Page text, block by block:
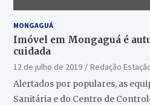
MONGAGUÁ
Imóvel em Mongaguá é
cuidada
12 de julho de 2019
Redação
Alertados por populares, as
Sanitária e do Centro de